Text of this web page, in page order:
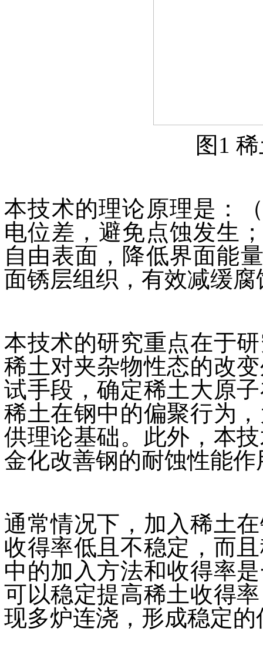
图1
本技术的理论原理是：
电位差，避免点蚀发生
自由表面，降低界面能
面锈层组织，有效减缓腐
本技术的研究重点在于
稀土对夹杂物性态的改
试手段，确定稀土大原
稀土在钢中的偏聚行为
供理论基础。此外，本
金化改善钢的耐蚀性能作
通常情况下，加入稀土
收得率低且不稳定，而
中的加入方法和收得率
可以稳定提高稀土收得
现多炉连浇，形成稳定